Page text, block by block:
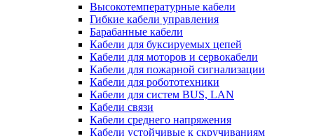
Высокотемпературные кабели
Гибкие кабели управления
Барабанные кабели
Кабели для буксируемых цепей
Кабели для моторов и сервокабели
Кабели для пожарной сигнализации
Кабели для робототехники
Кабели для систем BUS, LAN
Кабели связи
Кабели среднего напряжения
Кабели устойчивые к скручиваниям